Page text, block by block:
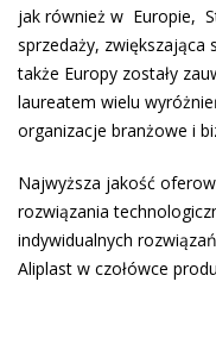
jak również w Europie,
sprzedaży, zwiększająca
także Europy zostały
laureatem wielu
organizacje branżowe i
Najwyższa jakość
rozwiązania
indywidualnych
Aliplast w czołówce